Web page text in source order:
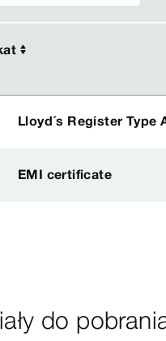
Lloyd´s Register Type
EMI certificate
do